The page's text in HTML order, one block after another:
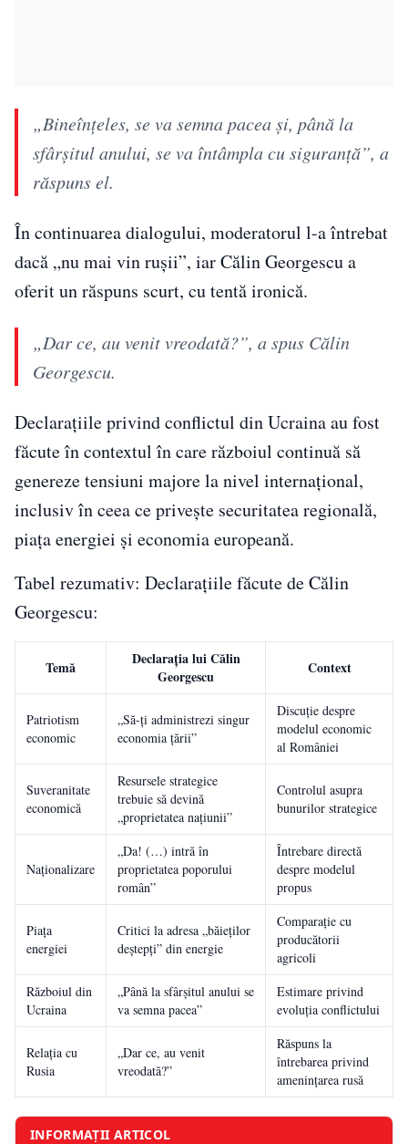
„Bineînțeles, se va semna pacea și, până la
sfârșitul anului, se va întâmpla cu siguranță”, a
răspuns el.
În continuarea dialogului, moderatorul l-a întrebat
dacă „nu mai vin rușii”, iar Călin Georgescu a
oferit un răspuns scurt, cu tentă ironică.
„Dar ce, au venit vreodată?”, a spus Călin
Georgescu.
Declarațiile privind conflictul din Ucraina au fost
făcute în contextul în care războiul continuă să
genereze tensiuni majore la nivel internațional,
inclusiv în ceea ce privește securitatea regională,
piața energiei și economia europeană.
Tabel rezumativ: Declarațiile făcute de Călin
Georgescu:
Temă
Declarația lui Călin
Georgescu
Context
Patriotism
economic
„Să-ți administrezi singur
economia țării”
Discuție despre
modelul economic
al României
Suveranitate
economică
Resursele strategice
trebuie să devină
„proprietatea națiunii”
Controlul asupra
bunurilor strategice
Naționalizare
„Da! (…) intră în
proprietatea poporului
român”
Întrebare directă
despre modelul
propus
Piața
energiei
Critici la adresa „băieților
deștepți” din energie
Comparație cu
producătorii
agricoli
Războiul din
Ucraina
„Până la sfârșitul anului se
va semna pacea”
Estimare privind
evoluția conflictului
Relația cu
Rusia
„Dar ce, au venit
vreodată?”
Răspuns la
întrebarea privind
amenințarea rusă
INFORMAȚII ARTICOL